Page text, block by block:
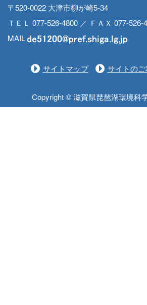
〒520-0022 大津市柳が崎5-34
ＴＥＬ 077-526-4800 ／ ＦＡＸ 077-526-
MAIL
サイトマップ サイトの
Copyright © 滋賀県琵琶湖環境科